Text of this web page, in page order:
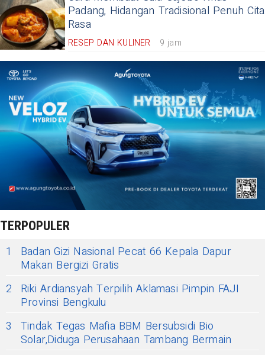
Padang, Hidangan Tradisional Penuh Cita
Rasa
RESEP DAN KULINER 9 jam
TERPOPULER
1
Badan Gizi Nasional Pecat 66 Kepala Dapur
Makan Bergizi Gratis
2
Riki Ardiansyah Terpilih Aklamasi Pimpin FAJI
Provinsi Bengkulu
3
Tindak Tegas Mafia BBM Bersubsidi Bio
Solar,Diduga Perusahaan Tambang Bermain